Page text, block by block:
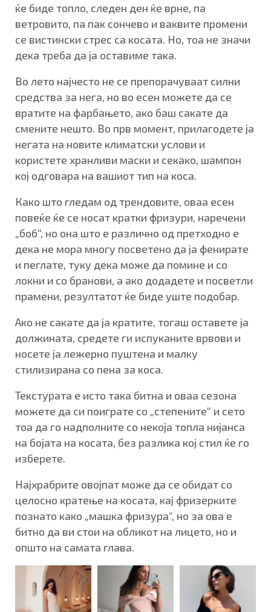
ќе биде топло, следен ден ќе врне, па
ветровито, па пак сончево и ваквите промени
се вистински стрес са косата. Но, тоа не значи
дека треба да ја оставиме така.
Во лето најчесто не се препорачуваат силни
средства за нега, но во есен можете да се
вратите на фарбањето, ако баш сакате да
смените нешто. Во прв момент, прилагодете ја
негата на новите климатски услови и
користете хранливи маски и секако, шампон
кој одговара на вашиот тип на коса.
Како што гледам од трендовите, оваа есен
повеќе ќе се носат кратки фризури, наречени
„боб“, но она што е различно од претходно е
дека не мора многу посветено да ја фенирате
и пеглате, туку дека може да помине и со
локни и со бранови, а ако додадете и посветли
прамени, резултатот ќе биде уште подобар.
Ако не сакате да ја кратите, тогаш оставете ја
должината, средете ги испуканите врвови и
носете ја лежерно пуштена и малку
стилизирана со пена за коса.
Текстурата е исто така битна и оваа сезона
можете да си поиграте со „степените“ и сето
тоа да го надполните со некоја топла нијанса
на бојата на косата, без разлика кој стил ќе го
изберете.
Најхрабрите овојпат може да се обидат со
целосно кратење на косата, кај фризерките
познато како „машка фризура“, но за ова е
битно да ви стои на обликот на лицето, но и
општо на самата глава.